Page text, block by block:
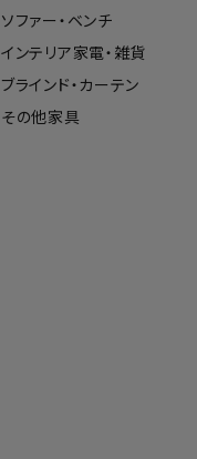
ソファー・ベンチ
インテリア家電・雑貨
ブラインド・カーテン
その他家具